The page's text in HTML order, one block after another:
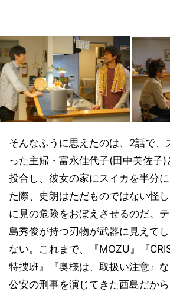
そんなふうに思えたのは、2話で、
った主婦・富永佳代子(田中美佐子
投合し、彼女の家にスイカを半分
た際、史朗はただものではない怪
に見の危険をおぼえさせるのだ。
島秀俊が持つ刃物が武器に見えて
ない。これまで、『MOZU』『
特捜班』『奥様は、取扱い注意』
公安の刑事を演じてきた西島だか